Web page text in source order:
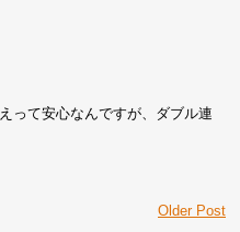
って安心なんですが、ダブル連
Older Post